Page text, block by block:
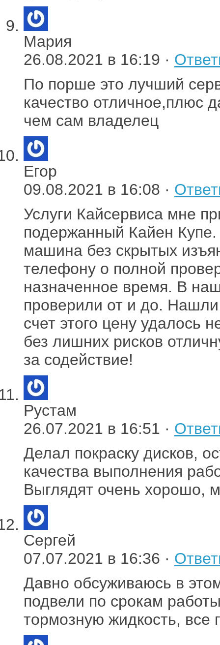
Мария
26.08.2021 в 16:19 ·
По порше это лучший
качество отличное,плюс
чем сам владелец
Егор
09.08.2021 в 16:08 ·
Услуги Кайсервиса мне
подержанный Кайен Купе.
машина без скрытых
телефону о полной
назначенное время. В
проверили от и до.
счет этого цену удалось
без лишних рисков
за содействие!
Рустам
26.07.2021 в 16:51 ·
Делал покраску дисков,
качества выполнения
Выглядят очень хорошо,
Сергей
07.07.2021 в 16:36 ·
Давно обсуживаюсь в
подвели по срокам
тормозную жидкость, все